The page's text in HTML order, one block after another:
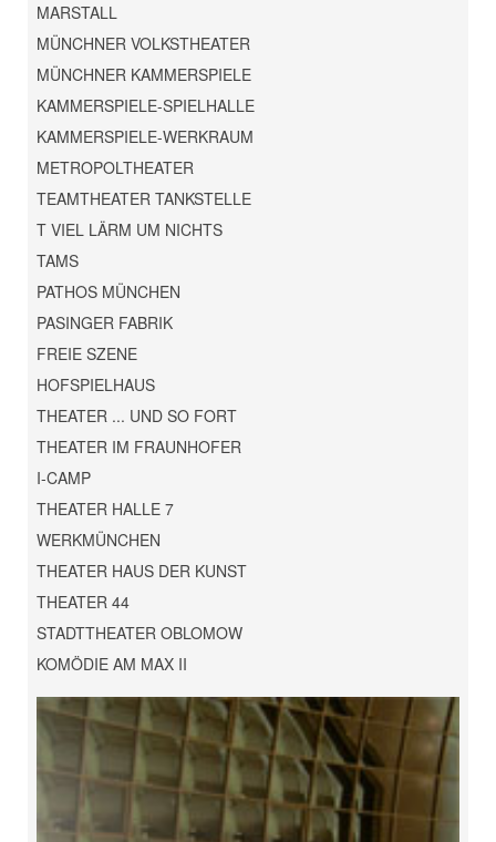
MARSTALL
MÜNCHNER VOLKSTHEATER
MÜNCHNER KAMMERSPIELE
KAMMERSPIELE-SPIELHALLE
KAMMERSPIELE-WERKRAUM
METROPOLTHEATER
TEAMTHEATER TANKSTELLE
T VIEL LÄRM UM NICHTS
TAMS
PATHOS MÜNCHEN
PASINGER FABRIK
FREIE SZENE
HOFSPIELHAUS
THEATER ... UND SO FORT
THEATER IM FRAUNHOFER
I-CAMP
THEATER HALLE 7
WERKMÜNCHEN
THEATER HAUS DER KUNST
THEATER 44
STADTTHEATER OBLOMOW
KOMÖDIE AM MAX II